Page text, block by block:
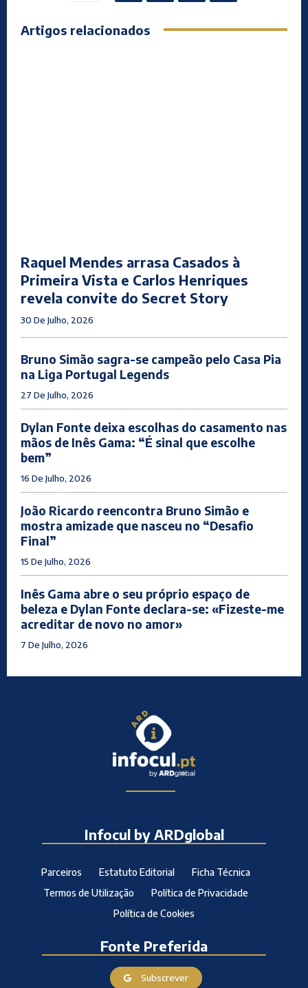
Artigos relacionados
Raquel Mendes arrasa Casados à
Primeira Vista e Carlos Henriques
revela convite do Secret Story
30 De Julho, 2026
Bruno Simão sagra-se campeão pelo Casa Pia
na Liga Portugal Legends
27 De Julho, 2026
Dylan Fonte deixa escolhas do casamento nas
mãos de Inês Gama: “É sinal que escolhe
bem”
16 De Julho, 2026
João Ricardo reencontra Bruno Simão e
mostra amizade que nasceu no “Desafio
Final”
15 De Julho, 2026
Inês Gama abre o seu próprio espaço de
beleza e Dylan Fonte declara-se: «Fizeste-me
acreditar de novo no amor»
7 De Julho, 2026
Infocul by ARDglobal
Parceiros Estatuto Editorial
Ficha Técnica
Termos de Utilização
Política de Privacidade
Política de Cookies
Fonte Preferida
Subscrever